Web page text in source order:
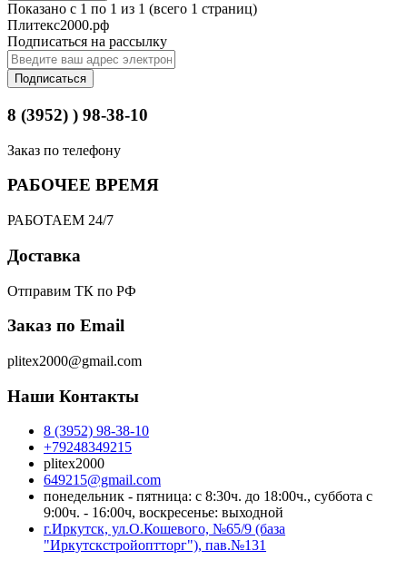
Показано с 1 по 1 из 1 (всего 1 страниц)
Плитекс2000.рф
Подписаться на рассылку
Подписаться
8 (3952) ) 98-38-10
Заказ по телефону
РАБОЧЕЕ ВРЕМЯ
РАБОТАЕМ 24/7
Доставка
Отправим ТК по РФ
Заказ по Email
plitex2000@gmail.com
Наши Контакты
8 (3952) 98-38-10
+79248349215
plitex2000
649215@gmail.com
понедельник - пятница: с 8:30ч. до 18:00ч., суббота с
9:00ч. - 16:00ч, воскресенье: выходной
г.Иркутск, ул.О.Кошевого, №65/9 (база
"Иркутскстройоптторг"), пав.№131